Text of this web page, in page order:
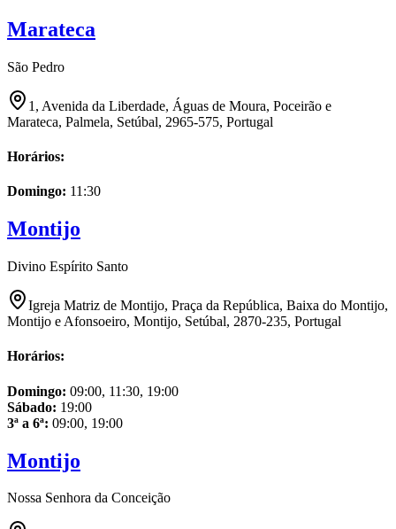
Marateca
São Pedro
1, Avenida da Liberdade, Águas de Moura, Poceirão e
Marateca, Palmela, Setúbal, 2965-575, Portugal
Horários:
Domingo: 11:30
Montijo
Divino Espírito Santo
Igreja Matriz de Montijo, Praça da República, Baixa do Montijo,
Montijo e Afonsoeiro, Montijo, Setúbal, 2870-235, Portugal
Horários:
Domingo: 09:00, 11:30, 19:00
Sábado: 19:00
3ª a 6ª: 09:00, 19:00
Montijo
Nossa Senhora da Conceição